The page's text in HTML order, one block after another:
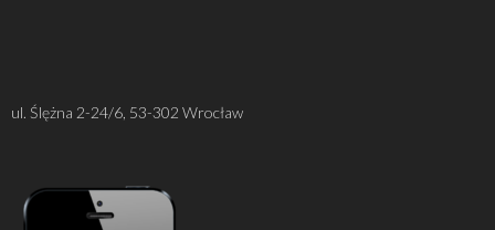
ul. Ślężna 2-24/6, 53-302 Wrocław